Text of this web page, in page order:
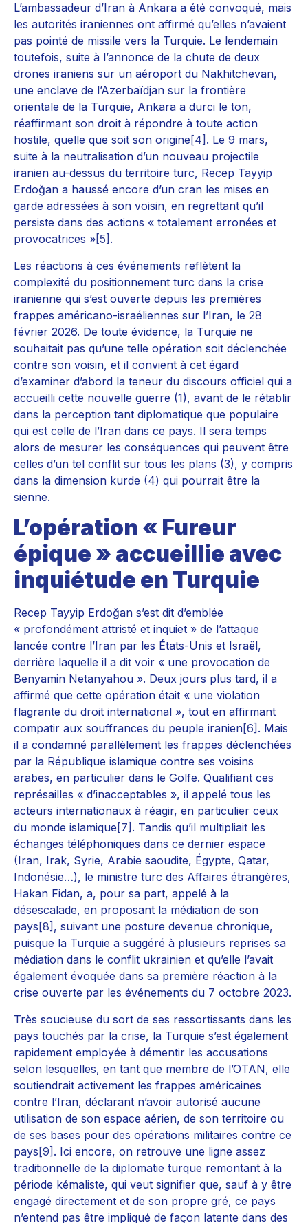
L’ambassadeur d’Iran à Ankara a été convoqué, mais
les autorités iraniennes ont affirmé qu’elles n’avaient
pas pointé de missile vers la Turquie. Le lendemain
toutefois, suite à l’annonce de la chute de deux
drones iraniens sur un aéroport du Nakhitchevan,
une enclave de l’Azerbaïdjan sur la frontière
orientale de la Turquie, Ankara a durci le ton,
réaffirmant son droit à répondre à toute action
hostile, quelle que soit son origine [4] . Le 9 mars,
suite à la neutralisation d’un nouveau projectile
iranien au-dessus du territoire turc, Recep Tayyip
Erdoğan a haussé encore d’un cran les mises en
garde adressées à son voisin, en regrettant qu’il
persiste dans des actions « totalement erronées et
provocatrices »[5] .
Les réactions à ces événements reflètent la
complexité du positionnement turc dans la crise
iranienne qui s’est ouverte depuis les premières
frappes américano-israéliennes sur l’Iran, le 28
février 2026. De toute évidence, la Turquie ne
souhaitait pas qu’une telle opération soit déclenchée
contre son voisin, et il convient à cet égard
d’examiner d’abord la teneur du discours officiel qui a
accueilli cette nouvelle guerre (1), avant de le rétablir
dans la perception tant diplomatique que populaire
qui est celle de l’Iran dans ce pays. Il sera temps
alors de mesurer les conséquences qui peuvent être
celles d’un tel conflit sur tous les plans (3), y compris
dans la dimension kurde (4) qui pourrait être la
sienne.
L’opération « Fureur
épique » accueillie avec
inquiétude en Turquie
Recep Tayyip Erdoğan s’est dit d’emblée
« profondément attristé et inquiet » de l’attaque
lancée contre l’Iran par les États-Unis et Israël,
derrière laquelle il a dit voir « une provocation de
Benyamin Netanyahou ». Deux jours plus tard, il a
affirmé que cette opération était « une violation
flagrante du droit international », tout en affirmant
compatir aux souffrances du peuple iranien[6] . Mais
il a condamné parallèlement les frappes déclenchées
par la République islamique contre ses voisins
arabes, en particulier dans le Golfe. Qualifiant ces
représailles « d’inacceptables », il appelé tous les
acteurs internationaux à réagir, en particulier ceux
du monde islamique [7] . Tandis qu’il multipliait les
échanges téléphoniques dans ce dernier espace
(Iran, Irak, Syrie, Arabie saoudite, Égypte, Qatar,
Indonésie…), le ministre turc des Affaires étrangères,
Hakan Fidan, a, pour sa part, appelé à la
désescalade, en proposant la médiation de son
pays [8] , suivant une posture devenue chronique,
puisque la Turquie a suggéré à plusieurs reprises sa
médiation dans le conflit ukrainien et qu’elle l’avait
également évoquée dans sa première réaction à la
crise ouverte par les événements du 7 octobre 2023.
Très soucieuse du sort de ses ressortissants dans les
pays touchés par la crise, la Turquie s’est également
rapidement employée à démentir les accusations
selon lesquelles, en tant que membre de l’OTAN, elle
soutiendrait activement les frappes américaines
contre l’Iran, déclarant n’avoir autorisé aucune
utilisation de son espace aérien, de son territoire ou
de ses bases pour des opérations militaires contre ce
pays[9] . Ici encore, on retrouve une ligne assez
traditionnelle de la diplomatie turque remontant à la
période kémaliste, qui veut signifier que, sauf à y être
engagé directement et de son propre gré, ce pays
n’entend pas être impliqué de façon latente dans des